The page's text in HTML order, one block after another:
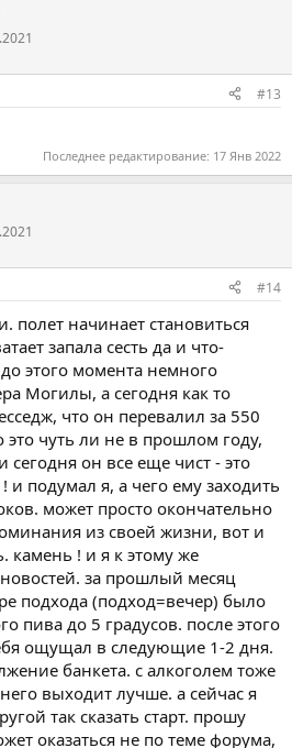
#13
Последнее редактирование: 17 Янв 2022
#14
полет начинает становиться
запала сесть да и что-
этого момента немного
Могилы, а сегодня как то
что он перевалил за 550
чуть ли не в прошлом году,
сегодня он все еще чист - это
и подумал я, а чего ему заходить
может просто окончательно
из своей жизни, вот и
камень ! и я к этому же
за прошлый месяц
подхода (подход=вечер) было
пива до 5 градусов. после этого
ощущал в следующие 1-2 дня.
банкета. с алкоголем тоже
выходит лучше. а сейчас я
так сказать старт. прошу
оказаться не по теме форума,